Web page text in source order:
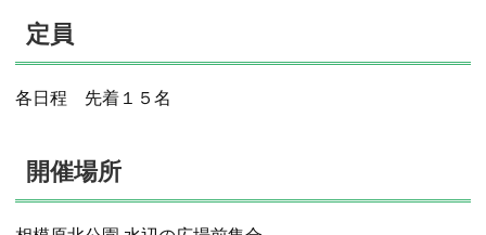
定員
各日程 先着１５名
開催場所